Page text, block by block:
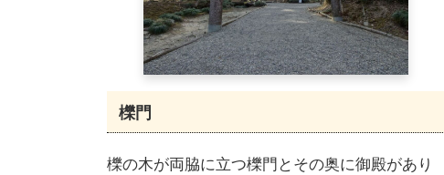
櫟門
櫟の木が両脇に立つ櫟門とその奥に御殿があり